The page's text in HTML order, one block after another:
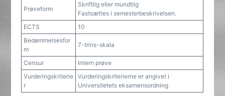
Prøveform
Skriftlig eller mundtlig
Fastsættes i semesterbeskrivelsen.
ECTS
10
Bedømmelsesfor
m
7-trins-skala
Censur
Intern prøve
Vurderingskriterie
r
Vurderingskriterierne er angivet i
Universitetets eksamensordning